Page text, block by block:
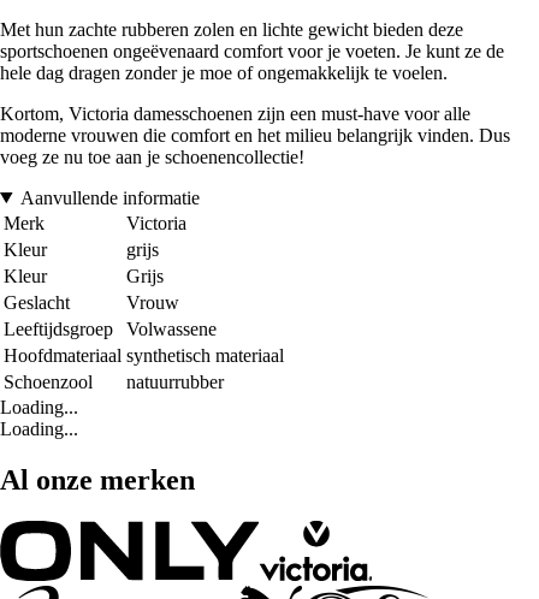
Met hun zachte rubberen zolen en lichte gewicht bieden deze
sportschoenen ongeëvenaard comfort voor je voeten. Je kunt ze de
hele dag dragen zonder je moe of ongemakkelijk te voelen.
Kortom, Victoria damesschoenen zijn een must-have voor alle
moderne vrouwen die comfort en het milieu belangrijk vinden. Dus
voeg ze nu toe aan je schoenencollectie!
Aanvullende informatie
Merk
Victoria
Kleur
grijs
Kleur
Grijs
Geslacht
Vrouw
Leeftijdsgroep
Volwassene
Hoofdmateriaal synthetisch materiaal
Schoenzool
natuurrubber
Loading...
Loading...
Al onze merken